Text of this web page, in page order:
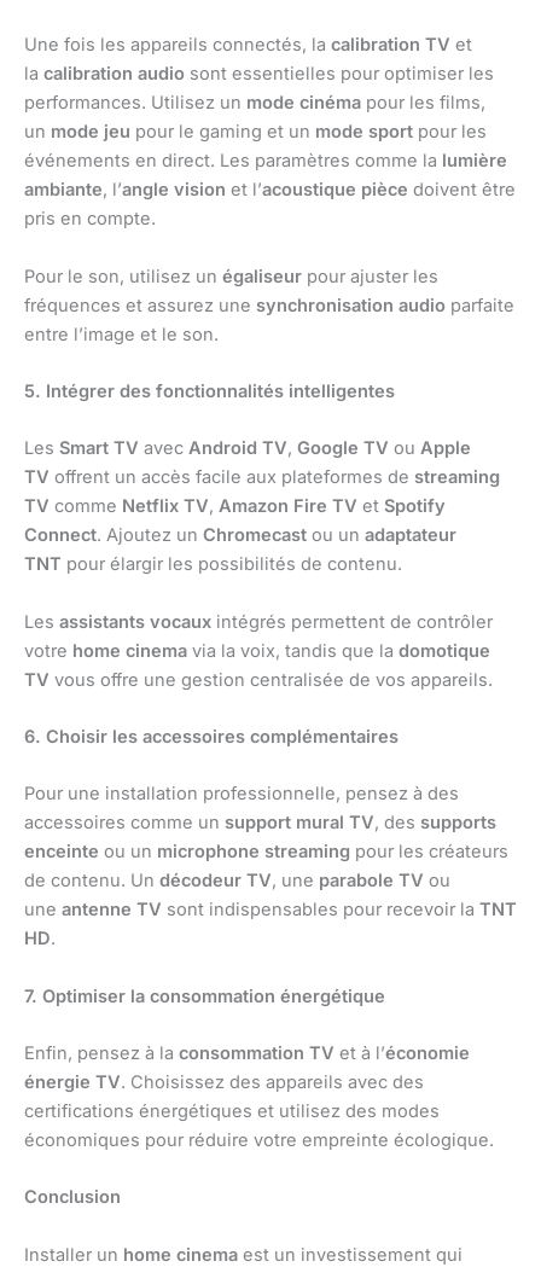
Une fois les appareils connectés, la calibration TV et
la calibration audio sont essentielles pour optimiser les
performances. Utilisez un mode cinéma pour les films,
un mode jeu pour le gaming et un mode sport pour les
événements en direct. Les paramètres comme la lumière
ambiante, l’angle vision et l’acoustique pièce doivent être
pris en compte.
Pour le son, utilisez un égaliseur pour ajuster les
fréquences et assurez une synchronisation audio parfaite
entre l’image et le son.
5. Intégrer des fonctionnalités intelligentes
Les Smart TV avec Android TV, Google TV ou Apple
TV offrent un accès facile aux plateformes de streaming
TV comme Netflix TV, Amazon Fire TV et Spotify
Connect. Ajoutez un Chromecast ou un adaptateur
TNT pour élargir les possibilités de contenu.
Les assistants vocaux intégrés permettent de contrôler
votre home cinema via la voix, tandis que la domotique
TV vous offre une gestion centralisée de vos appareils.
6. Choisir les accessoires complémentaires
Pour une installation professionnelle, pensez à des
accessoires comme un support mural TV, des supports
enceinte ou un microphone streaming pour les créateurs
de contenu. Un décodeur TV, une parabole TV ou
une antenne TV sont indispensables pour recevoir la TNT
HD.
7. Optimiser la consommation énergétique
Enfin, pensez à la consommation TV et à l’économie
énergie TV. Choisissez des appareils avec des
certifications énergétiques et utilisez des modes
économiques pour réduire votre empreinte écologique.
Conclusion
Installer un home cinema est un investissement qui